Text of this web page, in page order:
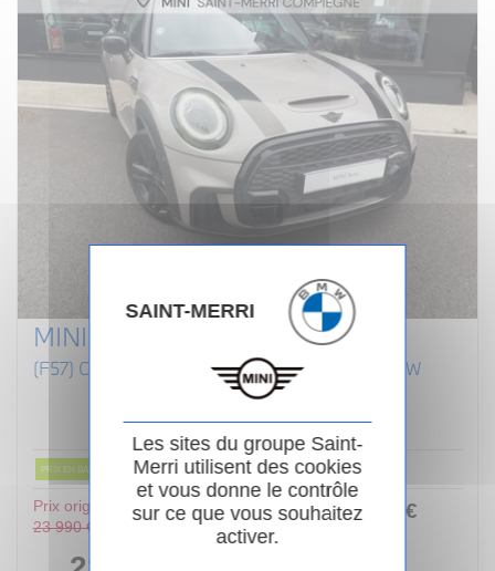
MINI CABRIOLET F57 LCI II
(F57) COOPER S 192 CABRIOLET FINITION JCW
PRIX EN BAISSE
Prix original :
23 990 €
ou253 €
SAINT-MERRI
Les sites du groupe Saint-
Merri utilisent des cookies
et vous donne le contrôle
sur ce que vous souhaitez
activer.